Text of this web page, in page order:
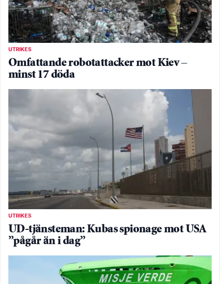
UTRIKES
Omfattande robotattacker mot Kiev –
minst 17 döda
UTRIKES
UD-tjänsteman: Kubas spionage mot USA
”pågår än i dag”